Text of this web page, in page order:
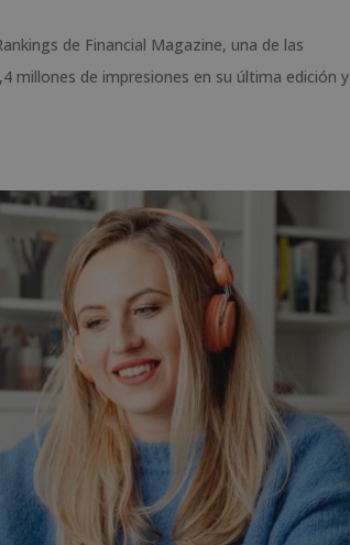
de Financial Magazine, una de las
millones de impresiones en su última edición y